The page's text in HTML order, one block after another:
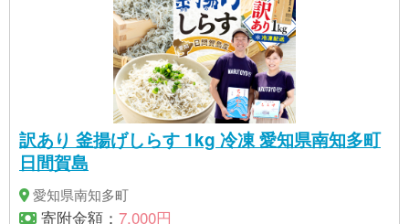
訳あり 釜揚げしらす 1kg 冷凍 愛知県南知多町
日間賀島
愛知県南知多町
寄附金額： 7,000円